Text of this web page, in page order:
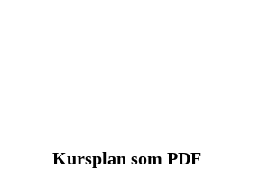
Kursplan som PDF